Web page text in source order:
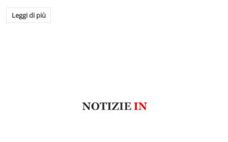
Leggi di più